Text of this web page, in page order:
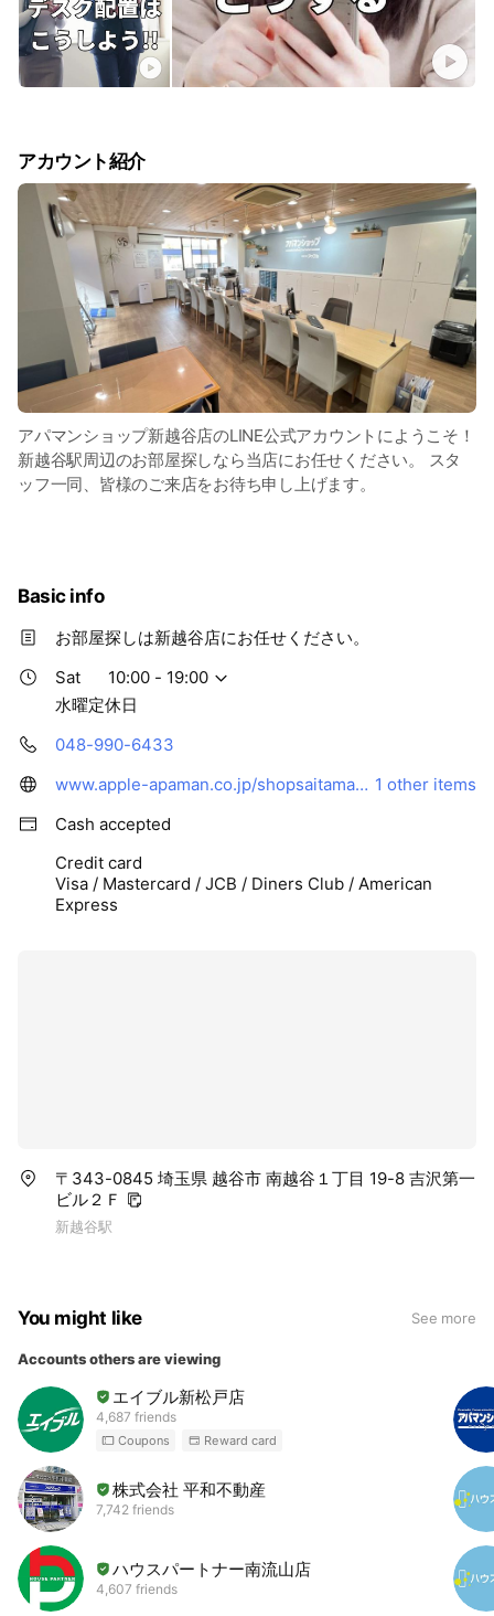
アカウント紹介
アパマンショップ新越谷店のLINE公式アカウントにようこそ！
新越谷駅周辺のお部屋探しなら当店にお任せください。 スタ
ッフ一同、皆様のご来店をお待ち申し上げます。
Basic info
お部屋探しは新越谷店にお任せください。
Sat
10:00 - 19:00
水曜定休日
048-990-6433
www.apple-apaman.co.jp/shopsaitama/shinkoshigaya/ 1 other items
Cash accepted
Credit card
Visa / Mastercard / JCB / Diners Club / American
Express
〒343-0845 埼玉県 越谷市 南越谷１丁目 19-8 吉沢第一
ビル２Ｆ
新越谷駅
You might like See more
Accounts others are viewing
エイブル新松戸店
4,687 friends
Coupons Reward card
株式会社 平和不動産
7,742 friends
ハウスパートナー南流山店
4,607 friends